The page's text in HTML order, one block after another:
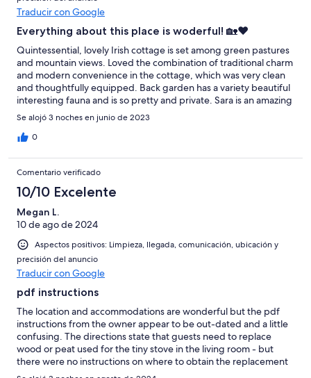
Traducir con Google
Everything about this place is woderful! 🏡❤️
Quintessential, lovely Irish cottage is set among green pastures
and mountain views. Loved the combination of traditional charm
and modern convenience in the cottage, which was very clean
and thoughtfully equipped. Back garden has a variety beautiful
interesting fauna and is so pretty and private. Sara is an amazing
host--clear directions and instructions as well as great
recommendations for local restaurants, sights, and music. Sara
also went above and beyond to arrange the return of a bag we
beautiful part of Ireland, stay at this cottage--you will love it!
Se alojó 3 noches en junio de 2023
0
Comentario verificado
10/10 Excelente
Megan L.
10 de ago de 2024
Aspectos positivos: Limpieza, llegada, comunicación, ubicación y
precisión del anuncio
Traducir con Google
pdf instructions
The location and accommodations are wonderful but the pdf
instructions from the owner appear to be out-dated and a little
confusing. The directions state that guests need to replace
wood or peat used for the tiny stove in the living room - but
there were no instructions on where to obtain the replacement
fuel. It also seemed unreasonable to ask guests to take their